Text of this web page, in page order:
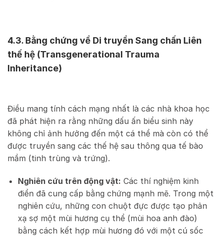
4.3. Bằng chứng về Di truyền Sang chấn Liên
thế hệ (Transgenerational Trauma
Inheritance)
Điều mang tính cách mạng nhất là các nhà khoa học
đã phát hiện ra rằng những dấu ấn biểu sinh này
không chỉ ảnh hưởng đến một cá thể mà còn có thể
được truyền sang các thế hệ sau thông qua tế bào
mầm (tinh trùng và trứng).
Nghiên cứu trên động vật: Các thí nghiệm kinh
điển đã cung cấp bằng chứng mạnh mẽ. Trong một
nghiên cứu, những con chuột đực được tạo phản
xạ sợ một mùi hương cụ thể (mùi hoa anh đào)
bằng cách kết hợp mùi hương đó với một cú sốc